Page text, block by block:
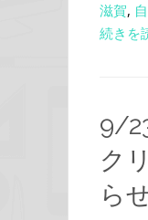
滋賀,
続きを
9/
ク
ら